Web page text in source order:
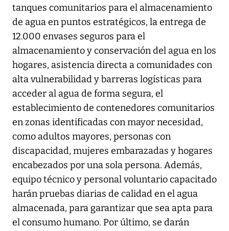
tanques comunitarios para el almacenamiento
de agua en puntos estratégicos, la entrega de
12.000 envases seguros para el
almacenamiento y conservación del agua en los
hogares, asistencia directa a comunidades con
alta vulnerabilidad y barreras logísticas para
acceder al agua de forma segura, el
establecimiento de contenedores comunitarios
en zonas identificadas con mayor necesidad,
como adultos mayores, personas con
discapacidad, mujeres embarazadas y hogares
encabezados por una sola persona. Además,
equipo técnico y personal voluntario capacitado
harán pruebas diarias de calidad en el agua
almacenada, para garantizar que sea apta para
el consumo humano. Por último, se darán